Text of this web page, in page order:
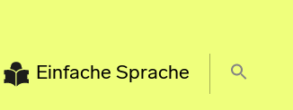
Einfache Sprache